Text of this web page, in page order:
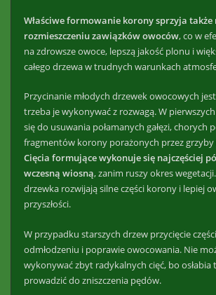
Właściwe formowanie korony sprzyja
rozmieszczeniu zawiązków owoców, co w
na zdrowsze owoce, lepszą jakość plonu i
całego drzewa w trudnych warunkach
Przycinanie młodych drzewek owocowych
trzeba je wykonywać z rozwagą. W
się do usuwania połamanych gałęzi, chorych
fragmentów korony porażonych przez
Cięcia formujące wykonuje się najczęściej
wczesną wiosną, zanim ruszy okres
drzewka rozwijają silne części korony i lepiej
przyszłości.
W przypadku starszych drzew przycięcie
odmłodzeniu i poprawie owocowania. Nie
wykonywać zbyt radykalnych cięć, bo osłabia
prowadzić do zniszczenia pędów.